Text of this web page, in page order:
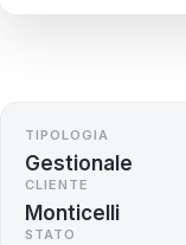
TIPOLOGIA
Gestionale
CLIENTE
Monticelli
STATO